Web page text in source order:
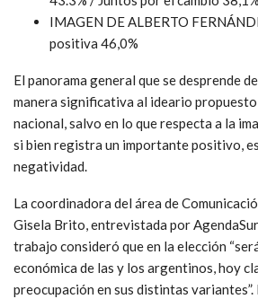
IMAGEN DE ALBERTO
positiva 46,0%
El panorama general que se desprende
manera significativa al ideario
nacional, salvo en lo que respecta a la
si bien registra un importante positivo,
negatividad.
La coordinadora del área de
Gisela Brito, entrevistada por
trabajo consideró que en la elección
económica de las y los argentinos, hoy
preocupación en sus distintas